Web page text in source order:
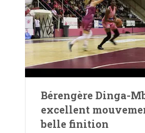
Bérengère Dinga-
excellent
belle finition